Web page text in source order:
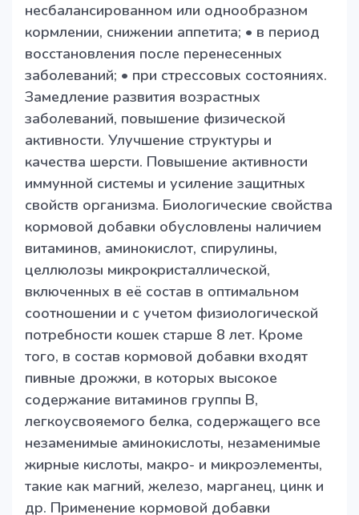
несбалансированном или однообразном
кормлении, снижении аппетита; • в период
восстановления после перенесенных
заболеваний; • при стрессовых состояниях.
Замедление развития возрастных
заболеваний, повышение физической
активности. Улучшение структуры и
качества шерсти. Повышение активности
иммунной системы и усиление защитных
свойств организма. Биологические свойства
кормовой добавки обусловлены наличием
витаминов, аминокислот, спирулины,
целлюлозы микрокристаллической,
включенных в её состав в оптимальном
соотношении и с учетом физиологической
потребности кошек старше 8 лет. Кроме
того, в состав кормовой добавки входят
пивные дрожжи, в которых высокое
содержание витаминов группы B,
легкоусвояемого белка, содержащего все
незаменимые аминокислоты, незаменимые
жирные кислоты, макро- и микроэлементы,
такие как магний, железо, марганец, цинк и
др. Применение кормовой добавки